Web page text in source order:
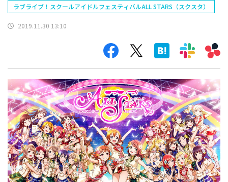
ラブライブ！スクールアイドルフェスティバルALL STARS（スクスタ）
2019.11.30 13:10